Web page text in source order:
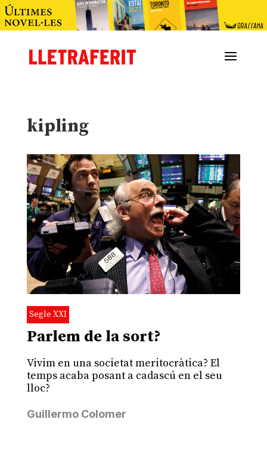
kipling
Segle XXI
Parlem de la sort?
Vivim en una societat meritocràtica? El
temps acaba posant a cadascú en el seu
lloc?
Guillermo Colomer